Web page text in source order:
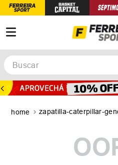
Buscar
zapatilla-caterpillar-
TÉRMINOS MÁS BUSCADOS
zapatillas
zapatillas mujer